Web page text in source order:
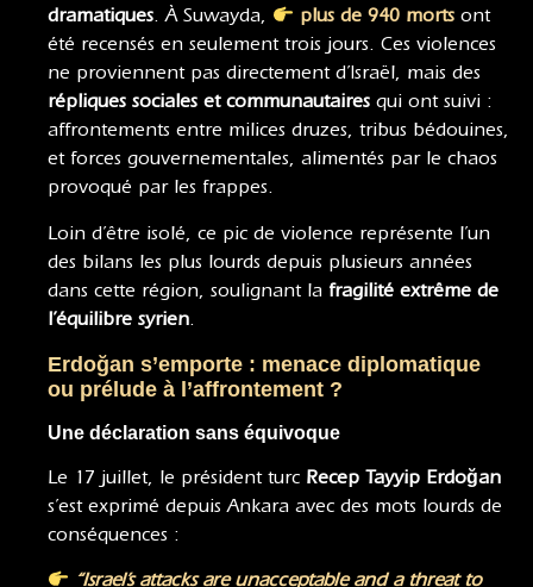
dramatiques. À Suwayda, plus de 940 morts ont
été recensés en seulement trois jours. Ces violences
ne proviennent pas directement d’Israël, mais des
répliques sociales et communautaires qui ont suivi :
affrontements entre milices druzes, tribus bédouines,
et forces gouvernementales, alimentés par le chaos
provoqué par les frappes.
Loin d’être isolé, ce pic de violence représente l’un
des bilans les plus lourds depuis plusieurs années
dans cette région, soulignant la fragilité extrême de
l’équilibre syrien
Erdoğan s’emporte : menace diplomatique
ou prélude à l’affrontement ?
Une déclaration sans équivoque
Le 17 juillet, le président turc Recep Tayyip Erdoğan
s’est exprimé depuis Ankara avec des mots lourds de
conséquences :
“Israel’s attacks are unacceptable and a threat to